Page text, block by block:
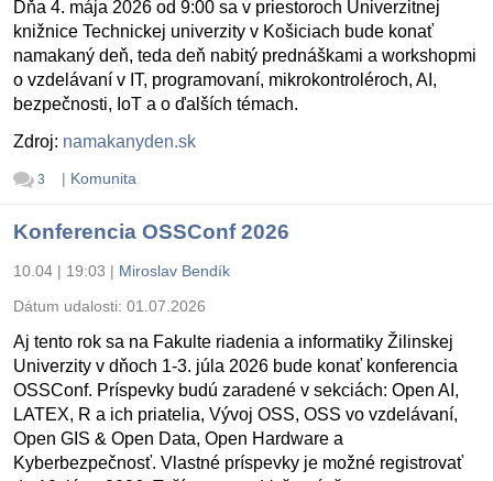
Dňa 4. mája 2026 od 9:00 sa v priestoroch Univerzitnej
knižnice Technickej univerzity v Košiciach bude konať
namakaný deň, teda deň nabitý prednáškami a workshopmi
o vzdelávaní v IT, programovaní, mikrokontroléroch, AI,
bezpečnosti, IoT a o ďalších témach.
Zdroj: namakanyden.sk
3 | Komunita
Konferencia OSSConf 2026
10.04 | 19:03 | Miroslav Bendík
Dátum udalosti: 01.07.2026
Aj tento rok sa na Fakulte riadenia a informatiky Žilinskej
Univerzity v dňoch 1-3. júla 2026 bude konať konferencia
OSSConf. Príspevky budú zaradené v sekciách: Open AI,
LATEX, R a ich priatelia, Vývoj OSS, OSS vo vzdelávaní,
Open GIS & Open Data, Open Hardware a
Kyberbezpečnosť. Vlastné príspevky je možné registrovať